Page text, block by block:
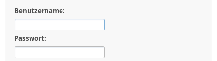
Benutzername:
Passwort: